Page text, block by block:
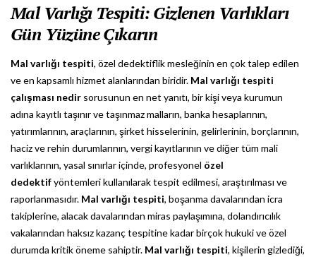
Mal Varlığı Tespiti: Gizlenen Varlıkları
Gün Yüzüne Çıkarın
Mal varlığı tespiti, özel dedektiflik mesleğinin en çok talep edilen
ve en kapsamlı hizmet alanlarından biridir. Mal varlığı tespiti
çalışması nedir sorusunun en net yanıtı, bir kişi veya kurumun
adına kayıtlı taşınır ve taşınmaz malların, banka hesaplarının,
yatırımlarının, araçlarının, şirket hisselerinin, gelirlerinin, borçlarının,
haciz ve rehin durumlarının, vergi kayıtlarının ve diğer tüm mali
varlıklarının, yasal sınırlar içinde, profesyonel özel
dedektifyöntemleri kullanılarak tespit edilmesi, araştırılması ve
raporlanmasıdır. Mal varlığı tespiti, boşanma davalarından icra
takiplerine, alacak davalarından miras paylaşımına, dolandırıcılık
vakalarından haksız kazanç tespitine kadar birçok hukuki ve özel
durumda kritik öneme sahiptir. Mal varlığı tespiti, kişilerin gizlediği,